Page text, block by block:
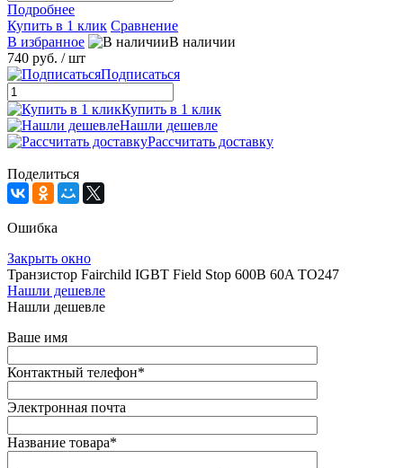
Подробнее
Купить в 1 клик Сравнение
В избранное
В наличии
740 руб. / шт
Подписаться
Купить в 1 клик
Нашли дешевле
Рассчитать доставку
Поделиться
Ошибка
Закрыть окно
Транзистор Fairchild IGBT Field Stop 600B 60A TO247
Нашли дешевле
Нашли дешевле
Ваше имя
Контактный телефон*
Электронная почта
Название товара*